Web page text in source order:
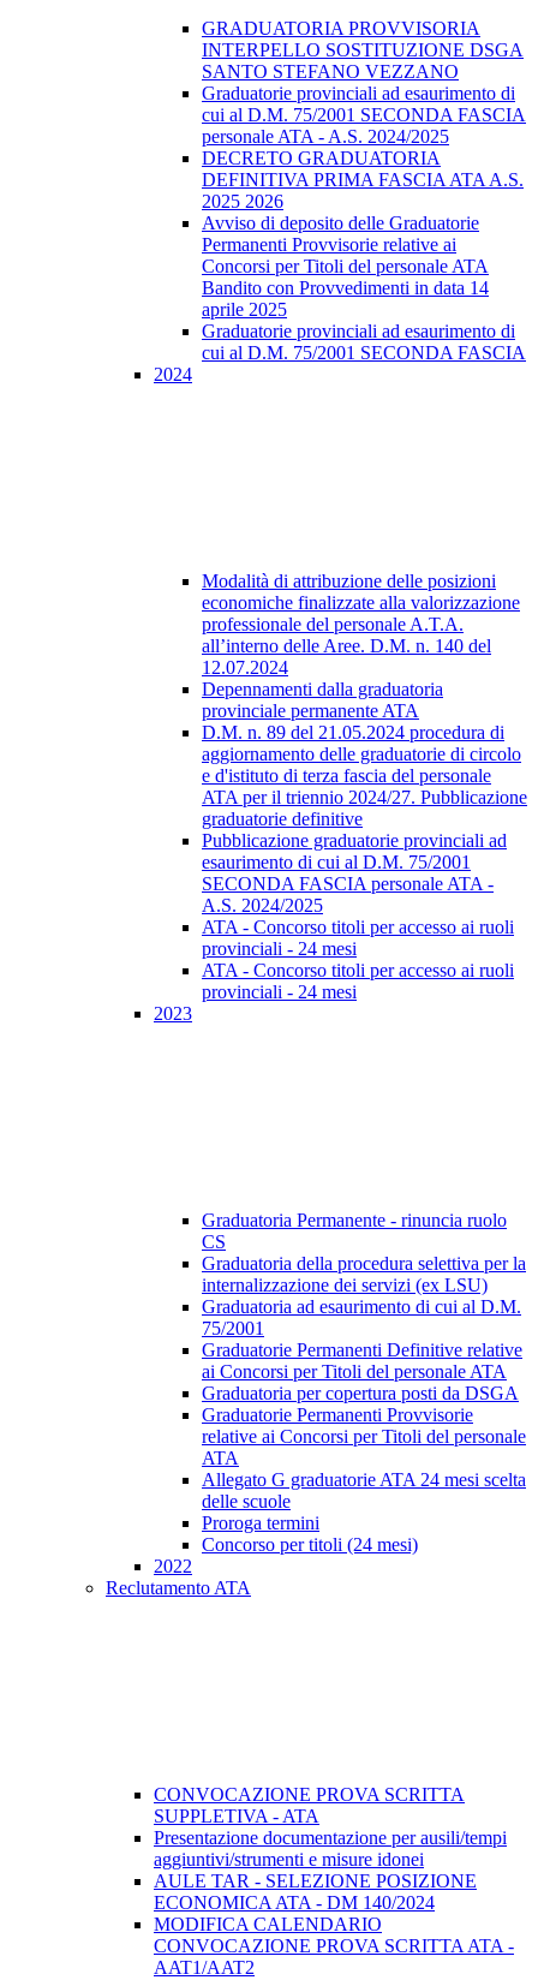
GRADUATORIA PROVVISORIA
INTERPELLO SOSTITUZIONE DSGA
SANTO STEFANO VEZZANO
Graduatorie provinciali ad esaurimento di
cui al D.M. 75/2001 SECONDA FASCIA
personale ATA - A.S. 2024/2025
DECRETO GRADUATORIA
DEFINITIVA PRIMA FASCIA ATA A.S.
2025 2026
Avviso di deposito delle Graduatorie
Permanenti Provvisorie relative ai
Concorsi per Titoli del personale ATA
Bandito con Provvedimenti in data 14
aprile 2025
Graduatorie provinciali ad esaurimento di
cui al D.M. 75/2001 SECONDA FASCIA
2024
Modalità di attribuzione delle posizioni
economiche finalizzate alla valorizzazione
professionale del personale A.T.A.
all’interno delle Aree. D.M. n. 140 del
12.07.2024
Depennamenti dalla graduatoria
provinciale permanente ATA
D.M. n. 89 del 21.05.2024 procedura di
aggiornamento delle graduatorie di circolo
e d'istituto di terza fascia del personale
ATA per il triennio 2024/27. Pubblicazione
graduatorie definitive
Pubblicazione graduatorie provinciali ad
esaurimento di cui al D.M. 75/2001
SECONDA FASCIA personale ATA -
A.S. 2024/2025
ATA - Concorso titoli per accesso ai ruoli
provinciali - 24 mesi
ATA - Concorso titoli per accesso ai ruoli
provinciali - 24 mesi
2023
Graduatoria Permanente - rinuncia ruolo
CS
Graduatoria della procedura selettiva per la
internalizzazione dei servizi (ex LSU)
Graduatoria ad esaurimento di cui al D.M.
75/2001
Graduatorie Permanenti Definitive relative
ai Concorsi per Titoli del personale ATA
Graduatoria per copertura posti da DSGA
Graduatorie Permanenti Provvisorie
relative ai Concorsi per Titoli del personale
ATA
Allegato G graduatorie ATA 24 mesi scelta
delle scuole
Proroga termini
Concorso per titoli (24 mesi)
2022
Reclutamento ATA
CONVOCAZIONE PROVA SCRITTA
SUPPLETIVA - ATA
Presentazione documentazione per ausili/tempi
aggiuntivi/strumenti e misure idonei
AULE TAR - SELEZIONE POSIZIONE
ECONOMICA ATA - DM 140/2024
MODIFICA CALENDARIO
CONVOCAZIONE PROVA SCRITTA ATA -
AAT1/AAT2